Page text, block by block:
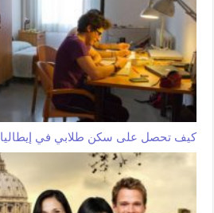
كيف تحصل على سكن طلابي في إيطاليا